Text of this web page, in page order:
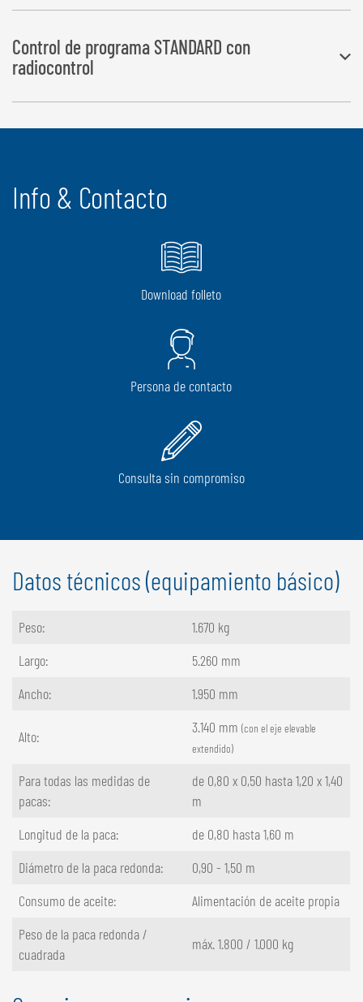
Control de programa STANDARD con
radiocontrol
Las secuencias de trabajo “Proceso envolver”, así como “Cortar
Info & Contacto
Download folleto
Persona de contacto
Consulta sin compromiso
Datos técnicos (equipamiento básico)
Peso:
1.670 kg
Largo:
5.260 mm
Ancho:
1.950 mm
Alto:
3.140 mm (con el eje elevable
extendido)
Para todas las medidas de
pacas:
de 0,80 x 0,50 hasta 1,20 x 1,40
m
Longitud de la paca:
de 0,80 hasta 1,60 m
Diámetro de la paca redonda:
0,90 - 1,50 m
Consumo de aceite:
Alimentación de aceite propia
Peso de la paca redonda /
cuadrada
máx. 1.800 / 1.000 kg